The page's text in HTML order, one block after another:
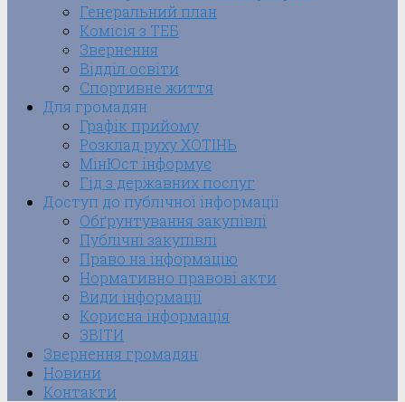
Генеральний план
Комісія з ТЕБ
Звернення
Відділ освіти
Спортивне життя
Для громадян
Графік прийому
Розклад руху ХОТІНЬ
МінЮст інформує
Гід з державних послуг
Доступ до публічної інформації
Обґрунтування закупівлі
Публічні закупівлі
Право на інформацію
Нормативно правові акти
Види інформації
Корисна інформація
ЗВІТИ
Звернення громадян
Новини
Контакти